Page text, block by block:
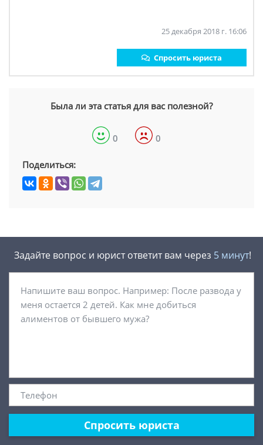
25 декабря 2018 г. 16:06
Спросить юриста
Была ли эта статья для вас полезной?
0 0
Поделиться:
Задайте вопрос и юрист ответит вам через 5 минут!
Спросить юриста